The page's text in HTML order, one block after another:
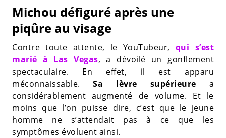
Michou défiguré après une
piqûre au visage
Contre toute attente, le YouTubeur, qui s’est
marié à Las Vegas, a dévoilé un gonflement
spectaculaire. En effet, il est apparu
méconnaissable.Sa lèvre supérieure a
considérablement augmenté de volume. Et le
moins que l’on puisse dire, c’est que le jeune
homme ne s’attendait pas à ce que les
symptômes évoluent ainsi.